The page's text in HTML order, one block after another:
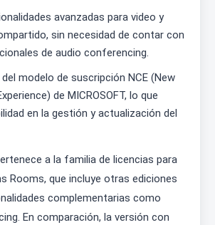
avanzadas para video y
sin necesidad de contar con
de audio conferencing.
modelo de suscripción NCE (New
de MICROSOFT, lo que
en la gestión y actualización del
a la familia de licencias para
Rooms, que incluye otras ediciones
complementarias como
En comparación, la versión con